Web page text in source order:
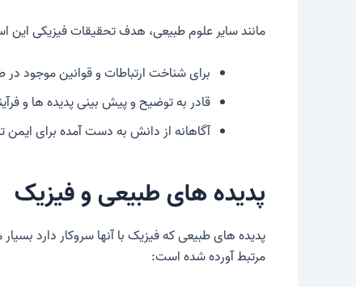
مانند سایر علوم طبیعی، هدف تحقیقات فیزیکی این
برای شناخت ارتباطات و قوانین موجود در
قادر به توضیح و پیش بینی پدیده ها و
آگاهانه از دانش به دست آمده برای ایمن
پدیده های طبیعی و فیزیک
پدیده های طبیعی که فیزیک با آنها سروکار دارد
مرتبط آورده شده است: